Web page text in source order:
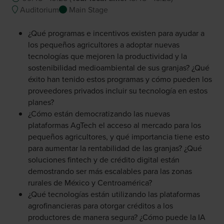
Auditorium
Main Stage
¿Qué programas e incentivos existen para ayudar a
los pequeños agricultores a adoptar nuevas
tecnologías que mejoren la productividad y la
sostenibilidad medioambiental de sus granjas? ¿Qué
éxito han tenido estos programas y cómo pueden los
proveedores privados incluir su tecnología en estos
planes?
¿Cómo están democratizando las nuevas
plataformas AgTech el acceso al mercado para los
pequeños agricultores, y qué importancia tiene esto
para aumentar la rentabilidad de las granjas? ¿Qué
soluciones fintech y de crédito digital están
demostrando ser más escalables para las zonas
rurales de México y Centroamérica?
¿Qué tecnologías están utilizando las plataformas
agrofinancieras para otorgar créditos a los
productores de manera segura? ¿Cómo puede la IA